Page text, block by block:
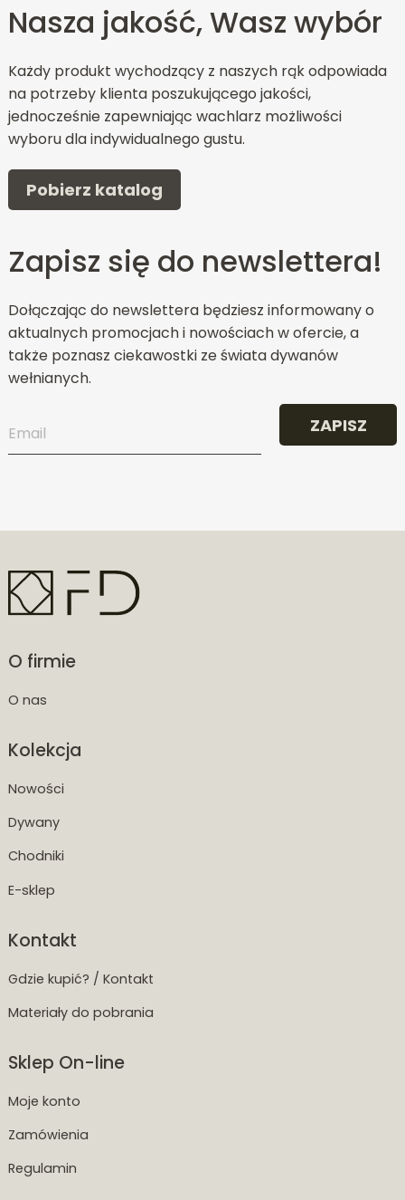
Nasza jakość, Wasz wybór
Każdy produkt wychodzący z naszych rąk odpowiada
na potrzeby klienta poszukującego jakości,
jednocześnie zapewniając wachlarz możliwości
wyboru dla indywidualnego gustu.
Pobierz katalog
Zapisz się do newslettera!
Dołączając do newslettera będziesz informowany o
aktualnych promocjach i nowościach w ofercie, a
także poznasz ciekawostki ze świata dywanów
wełnianych.
ZAPISZ
O firmie
O nas
Kolekcja
Nowości
Dywany
Chodniki
E-sklep
Kontakt
Gdzie kupić? / Kontakt
Materiały do pobrania
Sklep On-line
Moje konto
Zamówienia
Regulamin